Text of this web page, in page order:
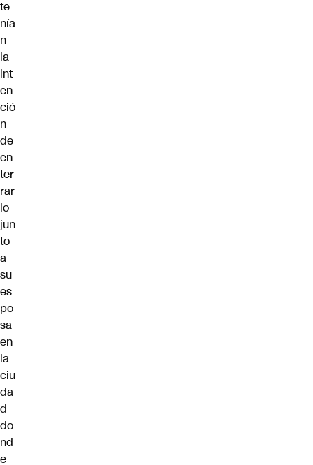
te
nía
n
la
int
en
ció
n
de
en
ter
rar
lo
jun
to
a
su
es
po
sa
en
la
ciu
da
d
do
nd
e